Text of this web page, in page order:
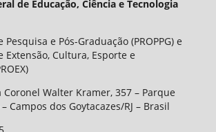
de Educação, Ciência e Tecnologia
e Pós-Graduação (PROPPG) e
Extensão, Cultura, Esporte e
Coronel Walter Kramer, 357 – Parque
Campos dos Goytacazes/RJ – Brasil